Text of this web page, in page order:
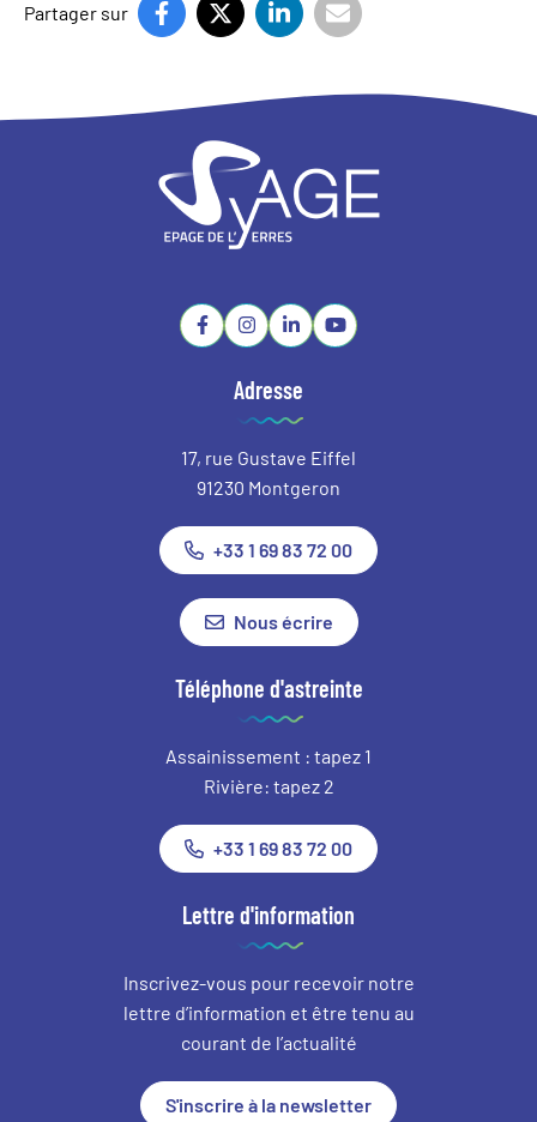
Partager sur
Lien vers le compte Facebook
Lien vers le compte Instagram
Lien vers le compte Linkedin
Lien vers la chaîne Youtube
Adresse
17, rue Gustave Eiffel
91230 Montgeron
+33 1 69 83 72 00
Nous écrire
Téléphone d'astreinte
Assainissement : tapez 1
Rivière: tapez 2
+33 1 69 83 72 00
Lettre d'information
Inscrivez-vous pour recevoir notre
lettre d’information et être tenu au
courant de l’actualité
S'inscrire à la newsletter